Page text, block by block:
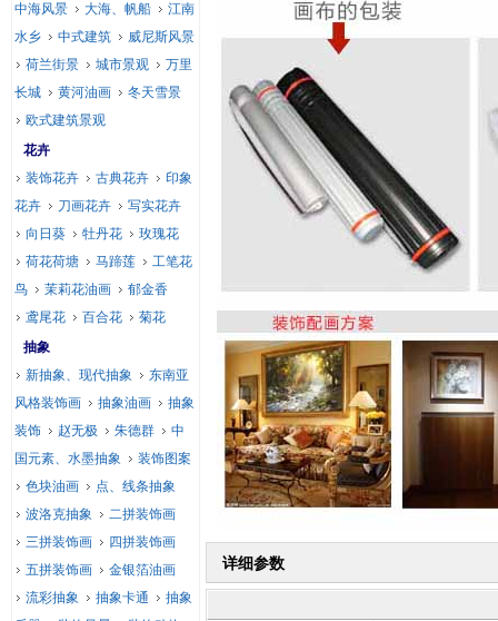
详细参数
中海风景
大海、帆船
江南
水乡
中式建筑
威尼斯风景
荷兰街景
城市景观
万里
长城
黄河油画
冬天雪景
欧式建筑景观
花卉
装饰花卉
古典花卉
印象
花卉
刀画花卉
写实花卉
向日葵
牡丹花
玫瑰花
荷花荷塘
马蹄莲
工笔花
鸟
茉莉花油画
郁金香
鸢尾花
百合花
菊花
抽象
新抽象、现代抽象
东南亚
风格装饰画
抽象油画
抽象
装饰
赵无极 朱德群
中
国元素、水墨抽象
装饰图案
色块油画
点、线条抽象
波洛克抽象
二拼装饰画
三拼装饰画
四拼装饰画
五拼装饰画
金银箔油画
流彩抽象
抽象卡通
抽象